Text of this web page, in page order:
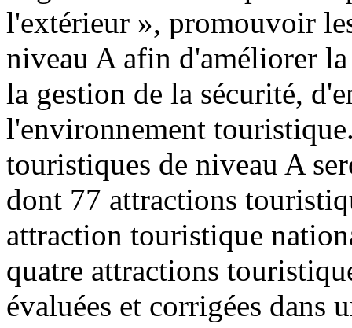
l'extérieur », promouvoir
niveau A afin d'améliorer
la gestion de la sécurité,
l'environnement
touristiques de niveau A
dont 77 attractions
attraction touristique
quatre attractions
évaluées et corrigées dans